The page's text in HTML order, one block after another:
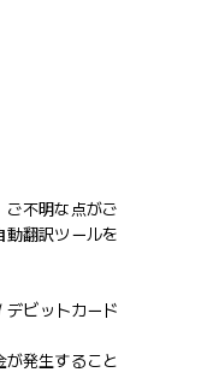
ご不明な点がご
動翻訳ツールを
ビットカード
発生すること